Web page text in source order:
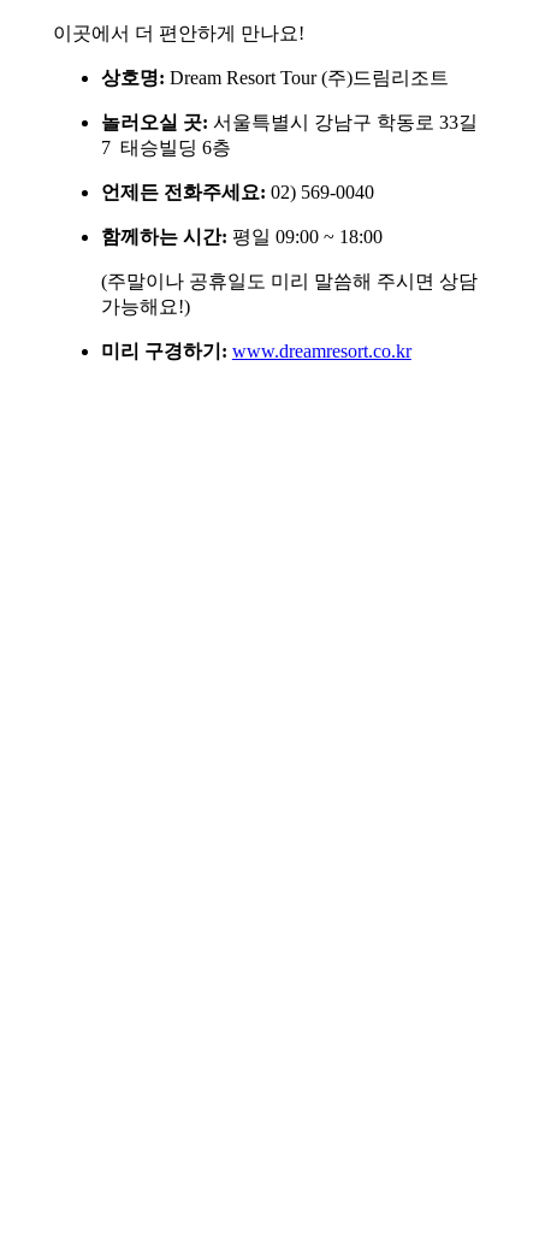
이곳에서 더 편안하게 만나요!
상호명: Dream Resort Tour (주)드림리조트
놀러오실 곳: 서울특별시 강남구 학동로 33길
7 태승빌딩 6층
언제든 전화주세요: 02) 569-0040
함께하는 시간: 평일 09:00 ~ 18:00
(주말이나 공휴일도 미리 말씀해 주시면 상담
가능해요!)
미리 구경하기: www.dreamresort.co.kr